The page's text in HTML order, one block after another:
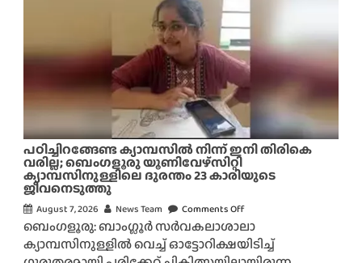
പഠിച്ചിറങ്ങേണ്ട ക്യാമ്പസിൽ നിന്ന് ഇനി തിരികെ
വരില്ല; ബെംഗളൂരു യൂണിവേഴ്സിറ്റി
ക്യാമ്പസിനുള്ളിലെ ദുരന്തം 23 കാരിയുടെ
ജീവനെടുത്തു
August 7, 2026 News Team Comments Off
n
പ
ബെംഗളൂരു: ബാംഗ്ലൂർ സർവകലാശാലാ
ക്യാമ്പസിനുള്ളിൽ വെച്ച് ഓട്ടോറിക്ഷയിടിച്ച്